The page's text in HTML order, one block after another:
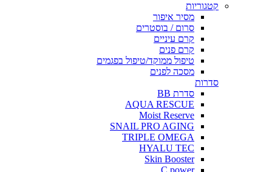
קטגוריות
מסיר איפור
סרום / בוסטרים
קרם עיניים
קרם פנים
טיפול ממוקד/טיפול בפגמים
מסכה לפנים
סדרות
סדרת BB
AQUA RESCUE
Moist Reserve
SNAIL PRO AGING
TRIPLE OMEGA
HYALU TEC
Skin Booster
C power